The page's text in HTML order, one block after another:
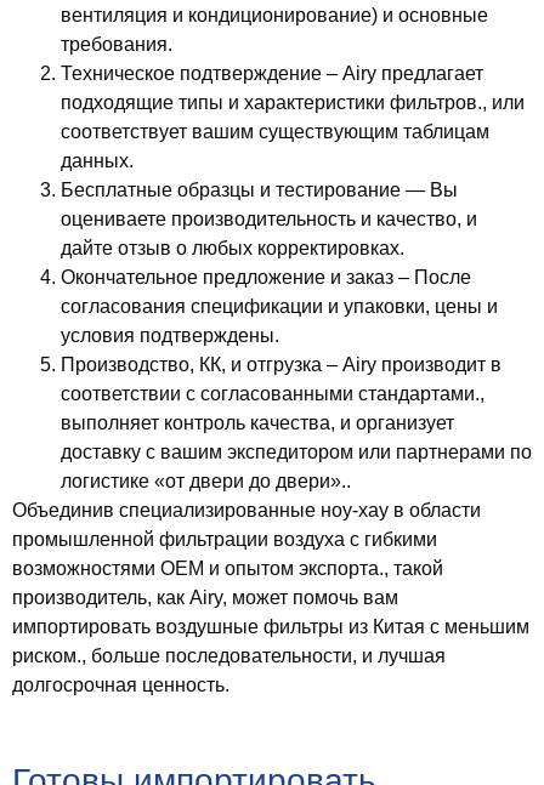
вентиляция и кондиционирование) и основные
требования.
Техническое подтверждение – Airy предлагает
подходящие типы и характеристики фильтров., или
соответствует вашим существующим таблицам
данных.
Бесплатные образцы и тестирование — Вы
оцениваете производительность и качество, и
дайте отзыв о любых корректировках.
Окончательное предложение и заказ – После
согласования спецификации и упаковки, цены и
условия подтверждены.
Производство, КК, и отгрузка – Airy производит в
соответствии с согласованными стандартами.,
выполняет контроль качества, и организует
доставку с вашим экспедитором или партнерами по
логистике «от двери до двери»..
Объединив специализированные ноу-хау в области
промышленной фильтрации воздуха с гибкими
возможностями OEM и опытом экспорта., такой
производитель, как Airy, может помочь вам
импортировать воздушные фильтры из Китая с меньшим
риском., больше последовательности, и лучшая
долгосрочная ценность.